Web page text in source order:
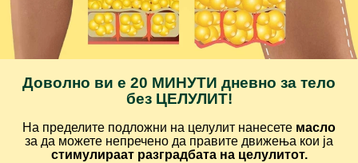
Доволно ви е 20 МИНУТИ дневно за тело
без ЦЕЛУЛИТ!
На пределите подложни на целулит нанесете масло
за да можете непречено да правите движења кои ја
стимулираат разградбата на целулитот.